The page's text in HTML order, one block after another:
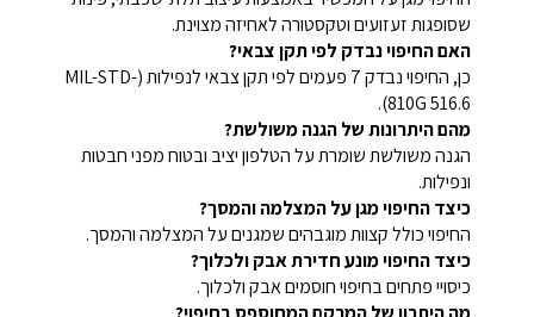
שסופגות זעזועים וטקסטורה לאחיזה מצוינת.
האם החיפוי נבדק לפי תקן צבאי?
כן, החיפוי נבדק 7 פעמים לפי תקן צבאי לנפילות (MIL-STD-
810G 516.6).
מהם היתרונות של הגנה משולשת?
הגנה משולשת שומרת על הטלפון יציב ובטוח מפני חבטות
ונפילות.
כיצד החיפוי מגן על המצלמה והמסך?
החיפוי כולל קצוות מוגבהים שמגנים על המצלמה והמסך.
כיצד החיפוי מונע חדירת אבק ולכלוך?
כיסויי פתחים בחיפוי חוסמים אבק ולכלוך.